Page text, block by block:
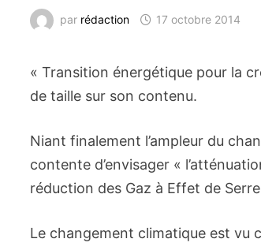
par rédaction 17 octobre 2014
« Transition énergétique pour la
de taille sur son contenu.
Niant finalement l’ampleur du
contente d’envisager «
réduction des Gaz à Effet de
Le changement climatique est vu